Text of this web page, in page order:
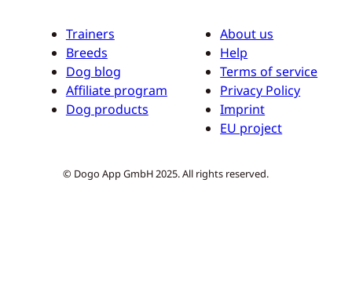
Trainers
Breeds
Dog blog
Affiliate program
Dog products
About us
Help
Terms of service
Privacy Policy
Imprint
EU project
© Dogo App GmbH 2025. All rights reserved.